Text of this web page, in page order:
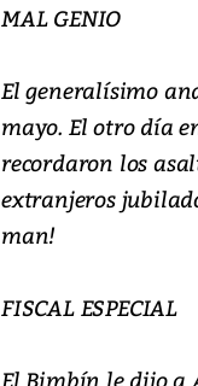
MAL GENIO
El generalísimo
mayo. El otro día
recordaron los
extranjeros
man!
FISCAL ESPECIAL
El Bimbín le dijo a